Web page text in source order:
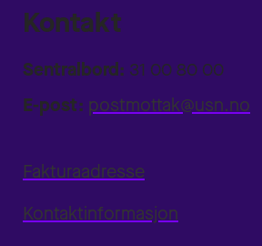
Kontakt
Sentralbord: 31 00 80 00
E-post: postmottak@usn.no
Fakturaadresse
Kontaktinformasjon